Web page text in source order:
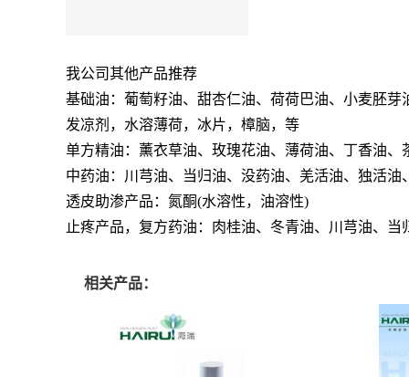
我公司其他产品推荐
基础油：葡萄籽油、甜杏仁油、荷荷巴油、小麦胚芽
发凉剂，水溶薄荷，冰片，樟脑，等
单方精油：薰衣草油、玫瑰花油、薄荷油、丁香油
中药油：川芎油、当归油、没药油、羌活油、独活油
透皮助渗产品：氮酮(水溶性，油溶性)
止疼产品，复方药油：肉桂油、冬青油、川芎油、
相关产品：